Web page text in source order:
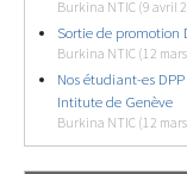
Burkina NTIC (9 avril
Sortie de promotion
Burkina NTIC (12
Nos étudiant-es
Intitute de Genève
Burkina NTIC (12